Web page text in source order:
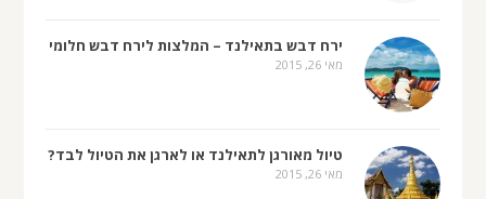
ירח דבש בתאילנד – המלצות לירח דבש חלומי
מאי 26, 2015
טיול מאורגן לתאילנד או לארגן את הטיול לבד?
מאי 26, 2015